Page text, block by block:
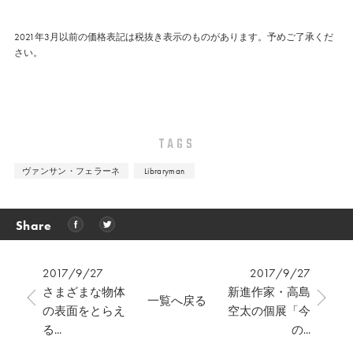
2021年3月以前の価格表記は税抜き表示のものがあります。予めご了承くだ
さい。
TAGS
ヴァンサン・フェラーネ Libraryman
Share
2017/9/27
さまざまな物体
の表面をとらえ
る...
2017/9/27
新進作家・高島
空太の個展「今
の...
一覧へ戻る